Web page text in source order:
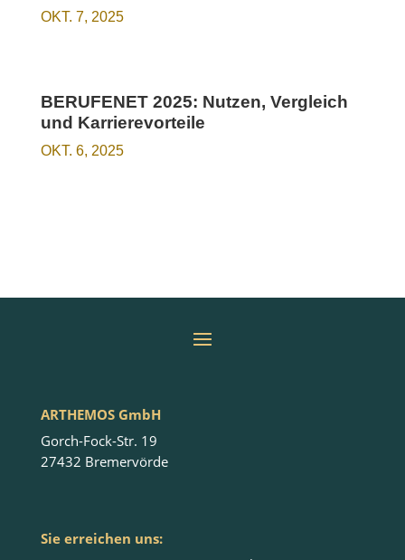
OKT. 7, 2025
BERUFENET 2025: Nutzen, Vergleich
und Karrierevorteile
OKT. 6, 2025
ARTHEMOS GmbH
Gorch-Fock-Str. 19
27432 Bremervörde
Sie erreichen uns: